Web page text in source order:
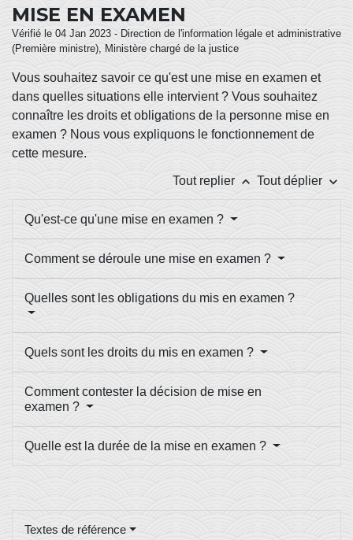
MISE EN EXAMEN
Vérifié le 04 Jan 2023 - Direction de l'information légale et administrative
(Première ministre), Ministère chargé de la justice
Vous souhaitez savoir ce qu'est une mise en examen et
dans quelles situations elle intervient ? Vous souhaitez
connaître les droits et obligations de la personne mise en
examen ? Nous vous expliquons le fonctionnement de
cette mesure.
Tout replier keyboard_arrow_up Tout déplier keyboard_arrow_down
Qu'est-ce qu'une mise en examen ?
Comment se déroule une mise en examen ?
Quelles sont les obligations du mis en examen ?
Quels sont les droits du mis en examen ?
Comment contester la décision de mise en
examen ?
Quelle est la durée de la mise en examen ?
Textes de référence